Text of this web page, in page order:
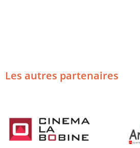
Les autres partenaires